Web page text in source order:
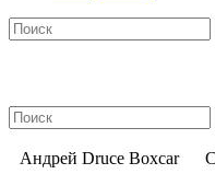
Андрей Druce Boxcar